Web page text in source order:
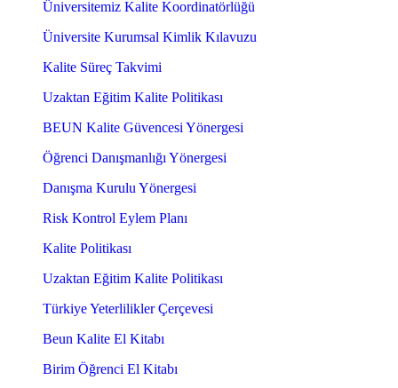
Üniversitemiz Kalite Koordinatörlüğü
Üniversite Kurumsal Kimlik Kılavuzu
Kalite Süreç Takvimi
Uzaktan Eğitim Kalite Politikası
BEUN Kalite Güvencesi Yönergesi
Öğrenci Danışmanlığı Yönergesi
Danışma Kurulu Yönergesi
Risk Kontrol Eylem Planı
Kalite Politikası
Uzaktan Eğitim Kalite Politikası
Türkiye Yeterlilikler Çerçevesi
Beun Kalite El Kitabı
Birim Öğrenci El Kitabı